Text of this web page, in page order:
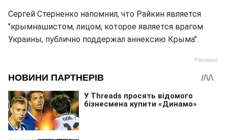
Сергей Стерненко напомнил, что Райкин является
"крымнашистом, лицом, которое является врагом
Украины, публично поддержал аннексию Крыма".